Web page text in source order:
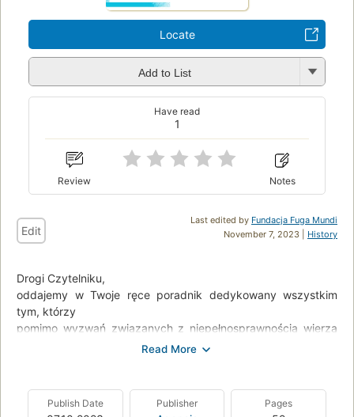
Locate
Add to List
1
Have read
Review Notes
Last edited by Fundacja Fuga Mundi
November 7, 2023 | History
Edit
Drogi Czytelniku,
oddajemy w Twoje ręce poradnik dedykowany wszystkim
tym, którzy
pomimo wyzwań związanych z niepełnosprawnością wierzą
z niepełnosprawnością mają prawo do godnego życia i
pełnienia aktywnej roli
Publish Date Publisher Pages